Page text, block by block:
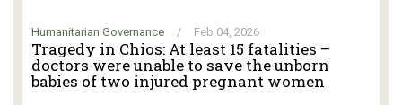
Humanitarian Governance / Feb 04, 2026
Tragedy in Chios: At least 15 fatalities –
doctors were unable to save the unborn
babies of two injured pregnant women